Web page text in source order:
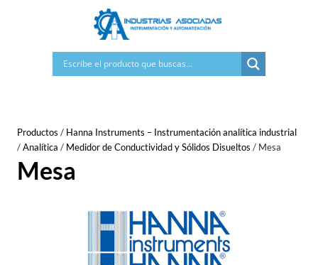
Productos / Hanna Instruments – Instrumentación analítica industrial
/Analítica / Medidor de Conductividad y Sólidos Disueltos / Mesa
Mesa